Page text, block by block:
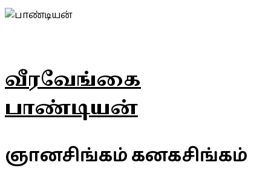
வீரவேங்கை
பாண்டியன்
ஞானசிங்கம் கனகசிங்கம்